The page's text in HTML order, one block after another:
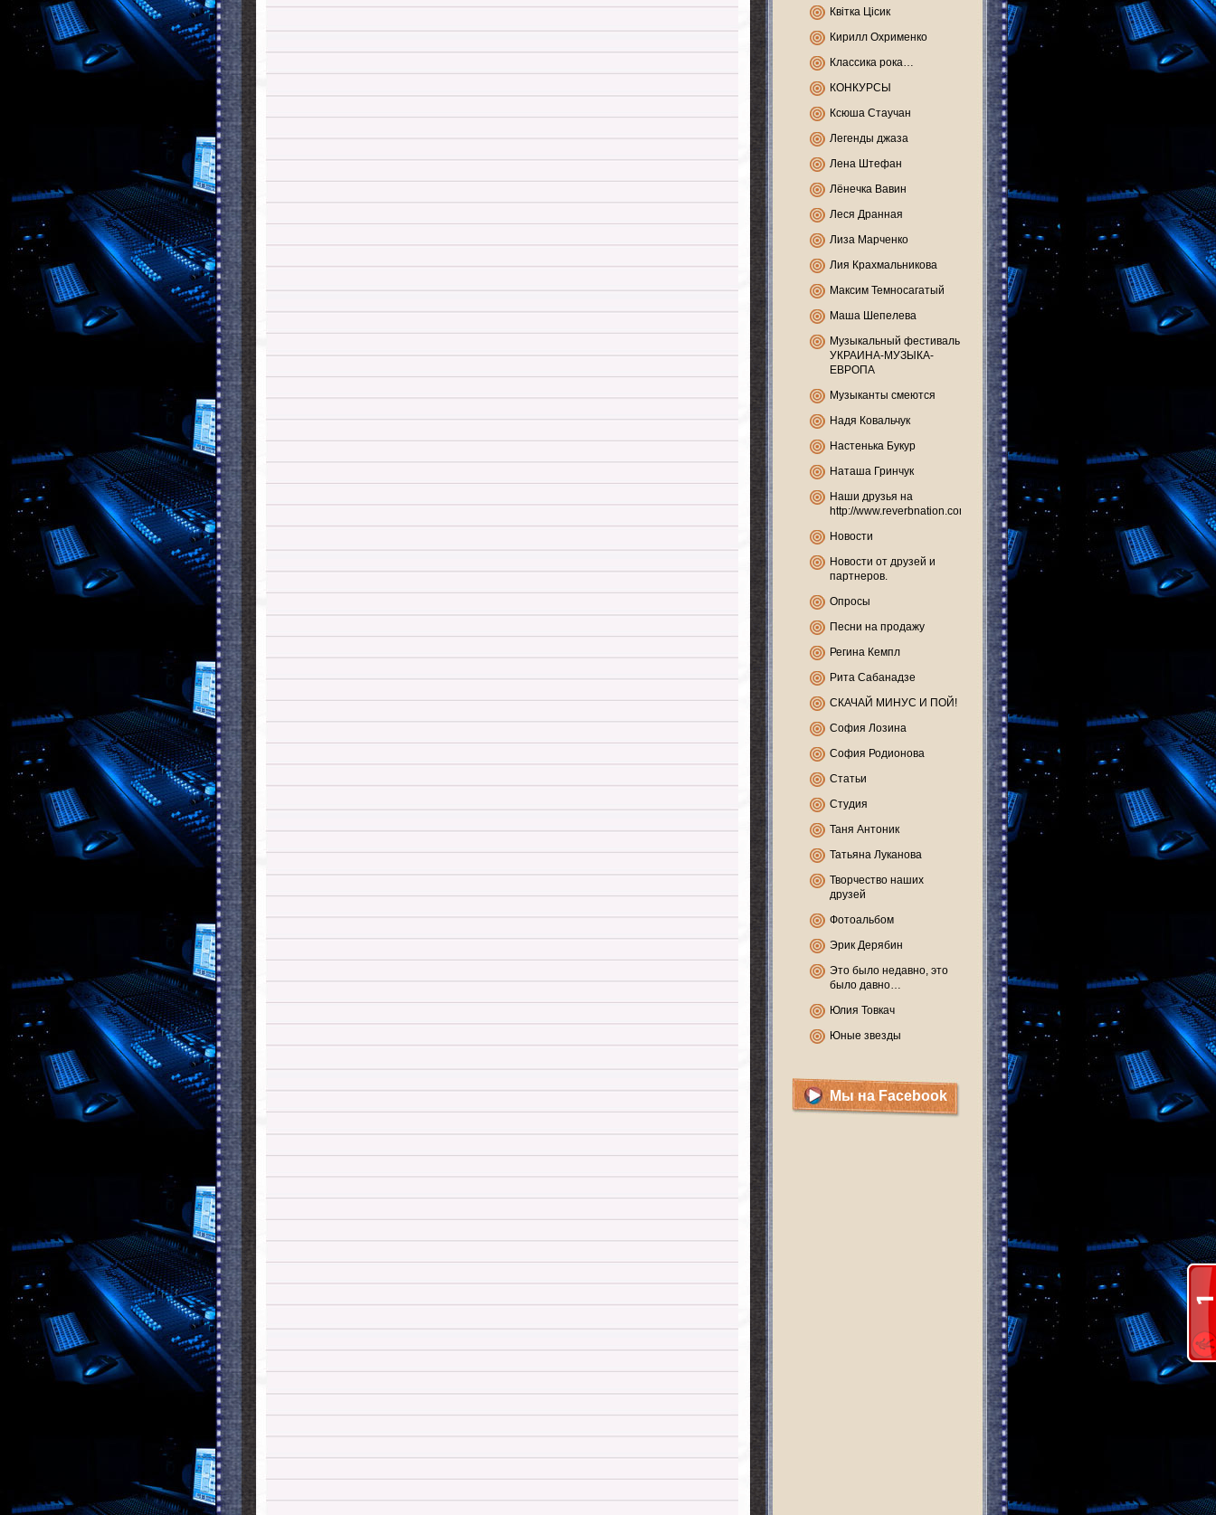
Квітка Цісик
Кирилл Охрименко
Классика рока…
КОНКУРСЫ
Ксюша Стаучан
Легенды джаза
Лена Штефан
Лёнечка Вавин
Леся Дранная
Лиза Марченко
Лия Крахмальникова
Максим Темносагатый
Маша Шепелева
Музыкальный фестиваль
УКРАИНА-МУЗЫКА-
ЕВРОПА
Музыканты смеются
Надя Ковальчук
Настенька Букур
Наташа Гринчук
Наши друзья на
http://www.reverbnation.com
Новости
Новости от друзей и
партнеров.
Опросы
Песни на продажу
Регина Кемпл
Рита Сабанадзе
СКАЧАЙ МИНУС И ПОЙ!
София Лозина
София Родионова
Статьи
Студия
Таня Антоник
Татьяна Луканова
Творчество наших
друзей
Фотоальбом
Эрик Дерябин
Это было недавно, это
было давно…
Юлия Товкач
Юные звезды
Мы на Facebook